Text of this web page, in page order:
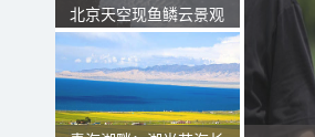
北京天空现鱼鳞云景观